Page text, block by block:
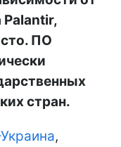
Palantir,
ПО
стран.
,